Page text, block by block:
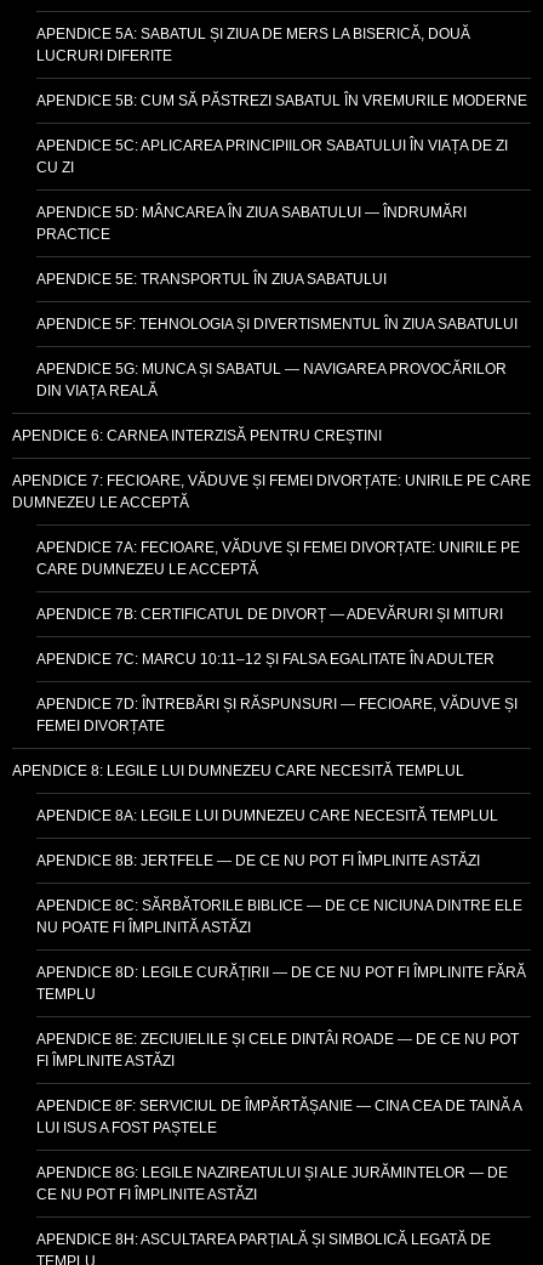
APENDICE 5A: SABATUL ȘI ZIUA DE MERS LA BISERICĂ, DOUĂ
LUCRURI DIFERITE
APENDICE 5B: CUM SĂ PĂSTREZI SABATUL ÎN VREMURILE MODERNE
APENDICE 5C: APLICAREA PRINCIPIILOR SABATULUI ÎN VIAȚA DE ZI
CU ZI
APENDICE 5D: MÂNCAREA ÎN ZIUA SABATULUI — ÎNDRUMĂRI
PRACTICE
APENDICE 5E: TRANSPORTUL ÎN ZIUA SABATULUI
APENDICE 5F: TEHNOLOGIA ȘI DIVERTISMENTUL ÎN ZIUA SABATULUI
APENDICE 5G: MUNCA ȘI SABATUL — NAVIGAREA PROVOCĂRILOR
DIN VIAȚA REALĂ
APENDICE 6: CARNEA INTERZISĂ PENTRU CREȘTINI
APENDICE 7: FECIOARE, VĂDUVE ȘI FEMEI DIVORȚATE: UNIRILE PE CARE
DUMNEZEU LE ACCEPTĂ
APENDICE 7A: FECIOARE, VĂDUVE ȘI FEMEI DIVORȚATE: UNIRILE PE
CARE DUMNEZEU LE ACCEPTĂ
APENDICE 7B: CERTIFICATUL DE DIVORȚ — ADEVĂRURI ȘI MITURI
APENDICE 7C: MARCU 10:11–12 ȘI FALSA EGALITATE ÎN ADULTER
APENDICE 7D: ÎNTREBĂRI ȘI RĂSPUNSURI — FECIOARE, VĂDUVE ȘI
FEMEI DIVORȚATE
APENDICE 8: LEGILE LUI DUMNEZEU CARE NECESITĂ TEMPLUL
APENDICE 8A: LEGILE LUI DUMNEZEU CARE NECESITĂ TEMPLUL
APENDICE 8B: JERTFELE — DE CE NU POT FI ÎMPLINITE ASTĂZI
APENDICE 8C: SĂRBĂTORILE BIBLICE — DE CE NICIUNA DINTRE ELE
NU POATE FI ÎMPLINITĂ ASTĂZI
APENDICE 8D: LEGILE CURĂȚIRII — DE CE NU POT FI ÎMPLINITE FĂRĂ
TEMPLU
APENDICE 8E: ZECIUIELILE ȘI CELE DINTÂI ROADE — DE CE NU POT
FI ÎMPLINITE ASTĂZI
APENDICE 8F: SERVICIUL DE ÎMPĂRTĂȘANIE — CINA CEA DE TAINĂ A
LUI ISUS A FOST PAȘTELE
APENDICE 8G: LEGILE NAZIREATULUI ȘI ALE JURĂMINTELOR — DE
CE NU POT FI ÎMPLINITE ASTĂZI
APENDICE 8H: ASCULTAREA PARȚIALĂ ȘI SIMBOLICĂ LEGATĂ DE
TEMPLU